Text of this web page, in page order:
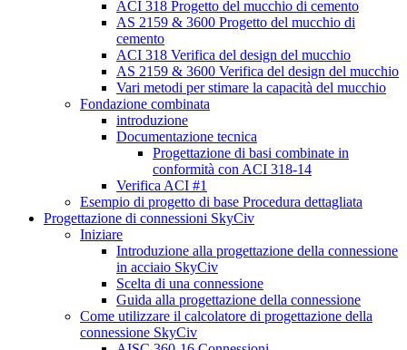
ACI 318 Progetto del mucchio di cemento
AS 2159 & 3600 Progetto del mucchio di
cemento
ACI 318 Verifica del design del mucchio
AS 2159 & 3600 Verifica del design del mucchio
Vari metodi per stimare la capacità del mucchio
Fondazione combinata
introduzione
Documentazione tecnica
Progettazione di basi combinate in
conformità con ACI 318-14
Verifica ACI #1
Esempio di progetto di base Procedura dettagliata
Progettazione di connessioni SkyCiv
Iniziare
Introduzione alla progettazione della connessione
in acciaio SkyCiv
Scelta di una connessione
Guida alla progettazione della connessione
Come utilizzare il calcolatore di progettazione della
connessione SkyCiv